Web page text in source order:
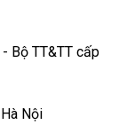
Bộ TT&TT cấp
Nội